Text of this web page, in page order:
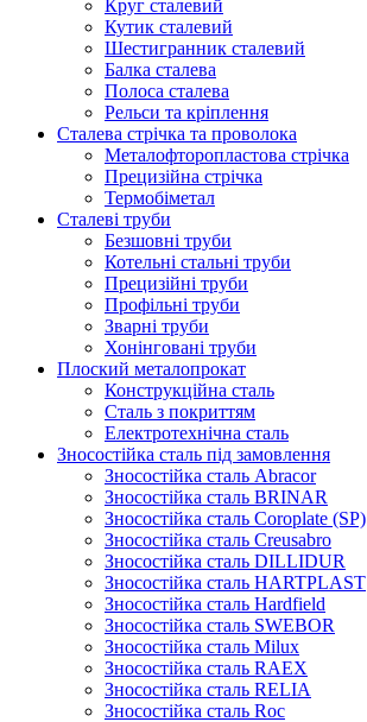
Круг сталевий
Кутик сталевий
Шестигранник сталевий
Балка сталева
Полоса сталева
Рельси та кріплення
Сталева стрічка та проволока
Металофторопластова стрічка
Прецизійна стрічка
Термобіметал
Сталеві труби
Безшовні труби
Котельні стальні труби
Прецизійні труби
Профільні труби
Зварні труби
Хонінговані труби
Плоский металопрокат
Конструкційна сталь
Сталь з покриттям
Електротехнічна сталь
Зносостійка сталь під замовлення
Зносостійка сталь Abracor
Зносостійка сталь BRINAR
Зносостійка сталь Coroplate (SP)
Зносостійка сталь Creusabro
Зносостійка сталь DILLIDUR
Зносостійка сталь HARTPLAST
Зносостійка сталь Hardfield
Зносостійка сталь SWEBOR
Зносостійка сталь Milux
Зносостійка сталь RAEX
Зносостійка сталь RELIA
Зносостійка сталь Roc